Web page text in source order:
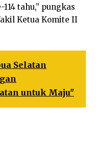
tahu,” pungkas
Ketua Komite II
Selatan
untuk Maju"